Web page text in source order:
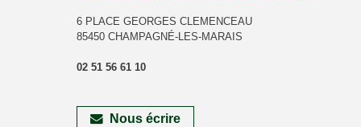
6 PLACE GEORGES CLEMENCEAU
85450 CHAMPAGNÉ-LES-MARAIS
02 51 56 61 10
Nous écrire